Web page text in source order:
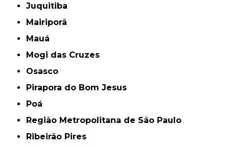
Juquitiba
Mairiporã
Mauá
Mogi das Cruzes
Osasco
Pirapora do Bom Jesus
Poá
Região Metropolitana de São Paulo
Ribeirão Pires